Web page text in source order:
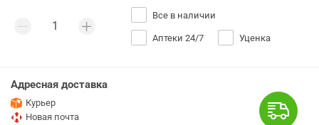
Все в наличии
Аптеки 24/7 Уценка
Адресная доставка
Курьер
Новая почта